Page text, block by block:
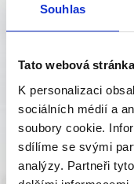
Souhlas
Tato webová
K personalizaci
sociálních médií a
soubory cookie.
sdílíme se svými
analýzy. Partneři